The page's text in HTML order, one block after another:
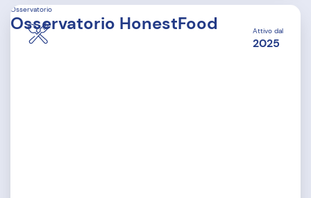
Attivo dal
2025
Osservatorio
Osservatorio HonestFood